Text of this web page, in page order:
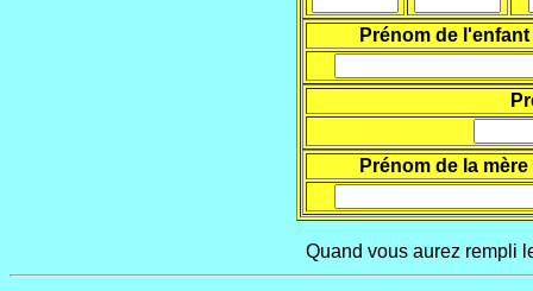
Prénom de l'enfant
Prénom de la mère
Quand vous aurez rempli